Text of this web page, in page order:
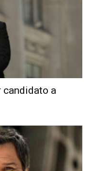
candidato a